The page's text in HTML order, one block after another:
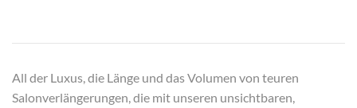
All der Luxus, die Länge und das Volumen von teuren
Salonverlängerungen, die mit unseren unsichtbaren,